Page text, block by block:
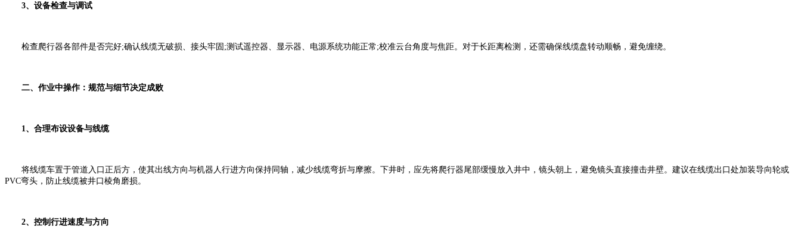
3、设备检查与调试
检查爬行器各部件是否完好;确认线缆无破损、接头牢固;测试遥控器、显示器、电源系统功能正常;校准云台角度与焦距。对于长距离检测，还需确保线缆盘转动顺畅，避免缠绕。
二、作业中操作：规范与细节决定成败
1、合理布设设备与线缆
将线缆车置于管道入口正后方，使其出线方向与机器人行进方向保持同轴，减少线缆弯折与摩擦。下井时，应先将爬行器尾部缓慢放入井中，镜头朝上，避免镜头直接撞击井壁。建议在线缆出口处加装导向轮或
PVC弯头，防止线缆被井口棱角磨损。
2、控制行进速度与方向